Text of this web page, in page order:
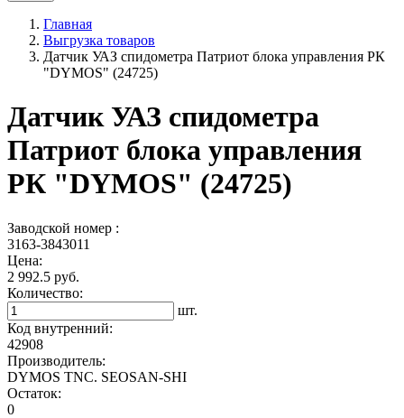
Главная
Выгрузка товаров
Датчик УАЗ спидометра Патриот блока управления РК
"DYMOS" (24725)
Датчик УАЗ спидометра
Патриот блока управления
РК "DYMOS" (24725)
Заводской номер :
3163-3843011
Цена:
2 992.5 руб.
Количество:
шт.
Код внутренний:
42908
Производитель:
DYMOS TNC. SEOSAN-SHI
Остаток:
0